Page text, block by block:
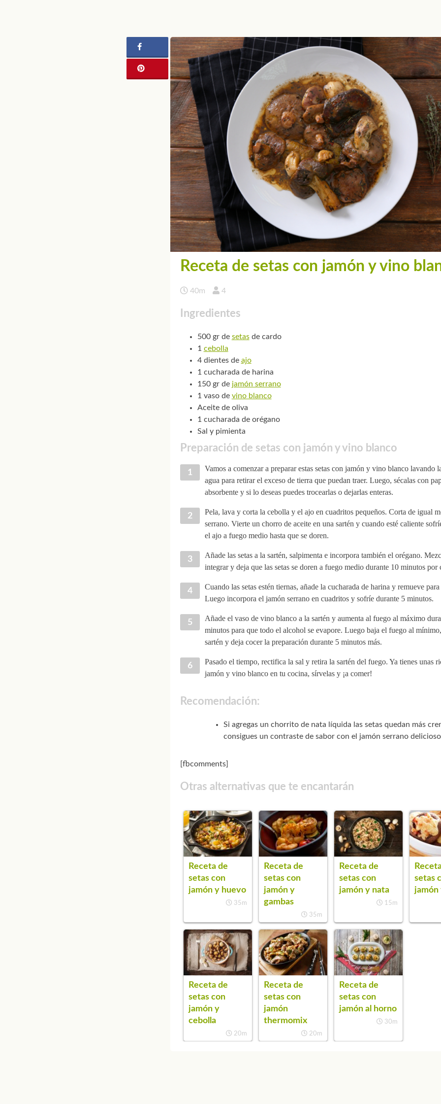
Receta de setas con jamón y vino
40m 4
Ingredientes
500 gr de setasde cardo
1 cebolla
4 dientes de ajo
1 cucharada de harina
150 gr de jamón serrano
1 vaso de vino blanco
Aceite de oliva
1 cucharada de orégano
Sal y pimienta
Preparación de setas con jamón y vino blanco
Vamos a comenzar a preparar estas setas con jamón y vino blanco lavando
agua para retirar el exceso de tierra que puedan traer. Luego, sécalas con
absorbente y si lo deseas puedes trocearlas o dejarlas enteras.
Pela, lava y corta la cebolla y el ajo en cuadritos pequeños. Corta de igual
serrano. Vierte un chorro de aceite en una sartén y cuando esté caliente
el ajo a fuego medio hasta que se doren.
Añade las setas a la sartén, salpimenta e incorpora también el orégano.
integrar y deja que las setas se doren a fuego medio durante 10 minutos por
Cuando las setas estén tiernas, añade la cucharada de harina y remueve
Luego incorpora el jamón serrano en cuadritos y sofríe durante 5 minutos.
Añade el vaso de vino blanco a la sartén y aumenta al fuego al máximo
minutos para que todo el alcohol se evapore. Luego baja el fuego al
sartén y deja cocer la preparación durante 5 minutos más.
Pasado el tiempo, rectifica la sal y retira la sartén del fuego. Ya tienes unas
jamón y vino blanco en tu cocina, sírvelas y ¡a comer!
Recomendación:
Si agregas un chorrito de nata líquida las setas quedan más
consigues un contraste de sabor con el jamón serrano
[fbcomments]
Otras alternativas que te encantarán
Receta de
setas con
jamón y huevo
35m
Receta de
setas con
jamón y
gambas
35m
Receta de
setas con
jamón y nata
15m
setas
jamón
Receta de
setas con
jamón y
cebolla
20m
Receta de
setas con
jamón
thermomix
20m
Receta de
setas con
jamón al horno
30m